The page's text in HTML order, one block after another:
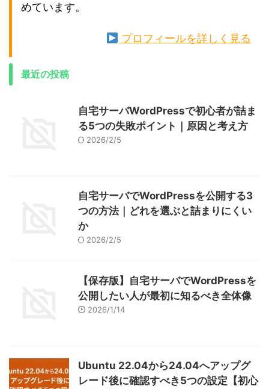
めています。
プロフィールを詳しく見る
最近の投稿
自宅サーバWordPressで初心者が詰ま
る5つの失敗ポイント｜原因と考え方
2026/2/5
自宅サーバでWordPressを公開する3
つの方法｜どれを選ぶと詰まりにくい
か
2026/2/5
【保存版】自宅サーバでWordPressを
公開したい人が最初に知るべき全体像
2026/1/14
Ubuntu 22.04から24.04へアップグ
レード後に確認すべき5つの設定【初心